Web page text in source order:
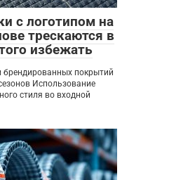
с логотипом на
трескаются в
избежать
брендированных покрытий
Использование
стиля во входной